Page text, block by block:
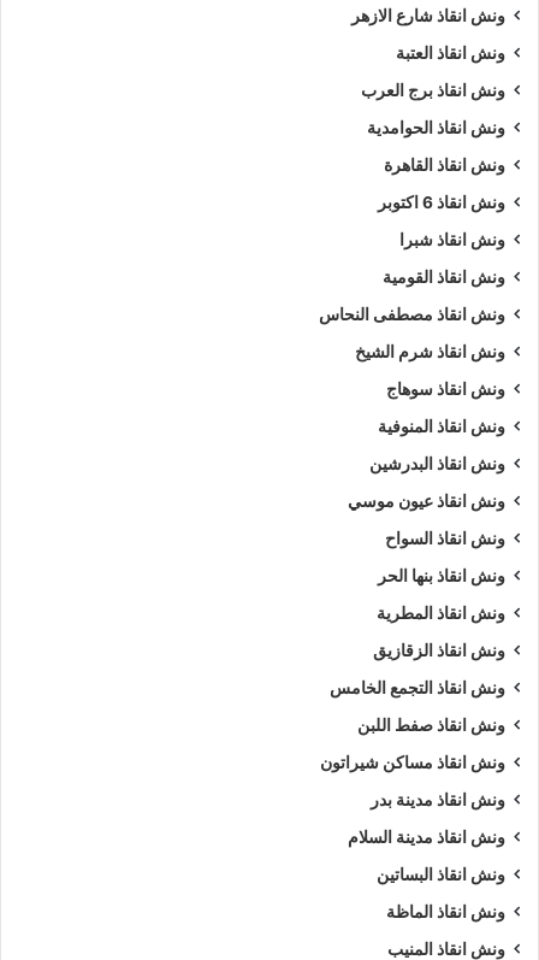
ونش انقاذ شارع الازهر
ونش انقاذ العتبة
ونش انقاذ برج العرب
ونش انقاذ الحوامدية
ونش انقاذ القاهرة
ونش انقاذ 6 اكتوبر
ونش انقاذ شبرا
ونش انقاذ القومية
ونش انقاذ مصطفى النحاس
ونش انقاذ شرم الشيخ
ونش انقاذ سوهاج
ونش انقاذ المنوفية
ونش انقاذ البدرشين
ونش انقاذ عيون موسي
ونش انقاذ السواح
ونش انقاذ بنها الحر
ونش انقاذ المطرية
ونش انقاذ الزقازيق
ونش انقاذ التجمع الخامس
ونش انقاذ صفط اللبن
ونش انقاذ مساكن شيراتون
ونش انقاذ مدينة بدر
ونش انقاذ مدينة السلام
ونش انقاذ البساتين
ونش انقاذ الماظة
ونش انقاذ المنيب